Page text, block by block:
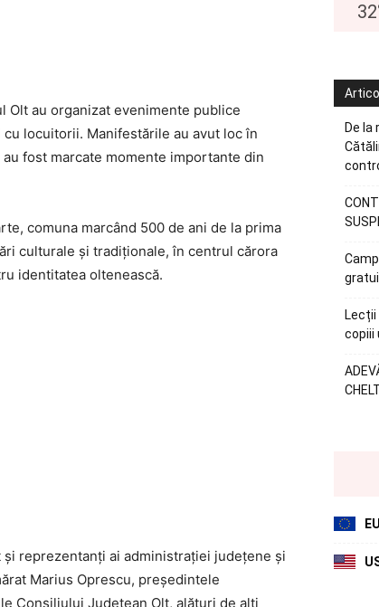
Olt au organizat evenimente publice
locuitorii. Manifestările au avut loc în
fost marcate momente importante din
comuna marcând 500 de ani de la prima
culturale și tradiționale, în centrul cărora
identitatea oltenească.
reprezentanți ai administrației județene și
Marius Oprescu, președintele
Consiliului Județean Olt, alături de alți
32
De la
copiii